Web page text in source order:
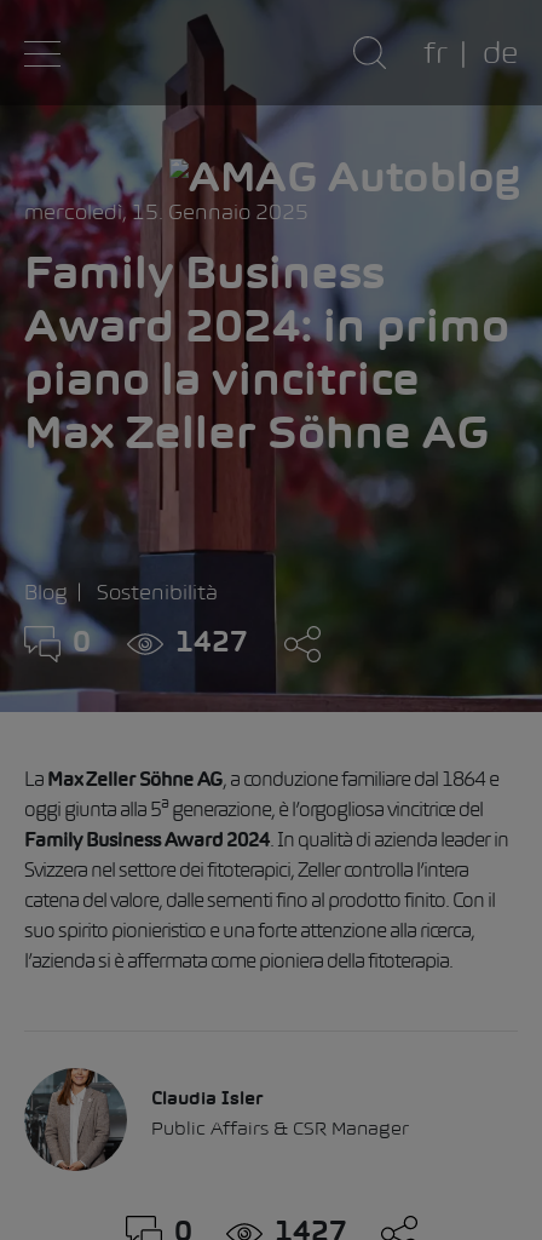
fr de
mercoledì, 15. Gennaio 2025
Family Business
Award 2024: in primo
piano la vincitrice
Max Zeller Söhne AG
Blog Sostenibilità
0 1427
La Max Zeller Söhne AG, a conduzione familiare dal 1864 e
oggi giunta alla 5a generazione, è l’orgogliosa vincitrice del
Family Business Award 2024. In qualità di azienda leader in
Svizzera nel settore dei fitoterapici, Zeller controlla l’intera
catena del valore, dalle sementi fino al prodotto finito. Con il
suo spirito pionieristico e una forte attenzione alla ricerca,
l’azienda si è affermata come pioniera della fitoterapia.
Claudia Isler
Public Affairs & CSR Manager
0 1427